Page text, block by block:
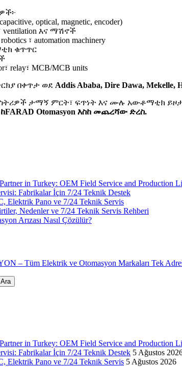
optical, magnetic, encoder)
ventilation እና ማሽኖች
፣ automation machinery
ቁጥጥር
relay፣ MCB/MCB units
በቀጥታ ወደ Addis Ababa, Dire Dawa, Mekelle,
ታማኝ ምርት፣ ፍጥነት እና ሙሉ አውቶማቲክ
Otomasyon እስከ መጨረሻው ድረስ.
in Turkey: OEM Field Service and Production
Fabrikalar İçin 7/24 Teknik Destek
Elektrik Pano ve 7/24 Teknik Servis
Nedenler ve 7/24 Teknik Servis Rehberi
Arızası Nasıl Çözülür?
– Tüm Elektrik ve Otomasyon Markaları Tek
in Turkey: OEM Field Service and Production
Fabrikalar İçin 7/24 Teknik Destek 5 Ağustos
Elektrik Pano ve 7/24 Teknik Servis 5 Ağustos 2026